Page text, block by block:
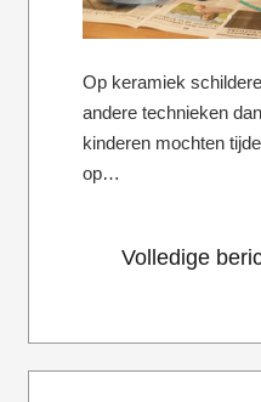
Op keramiek
andere technieken
kinderen mochten
op…
Volledige